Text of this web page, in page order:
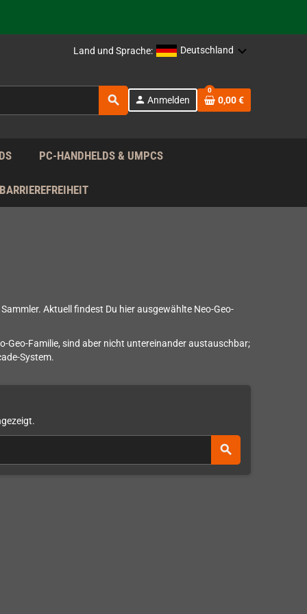
Land und Sprache: Deutschland
search person Anmelden
0
0,00 €
PC-HANDHELDS & UMPCS
Aktuell findest Du hier ausgewählte Neo-Geo-
Geo-Familie, sind aber nicht untereinander austauschbar;
System.
search